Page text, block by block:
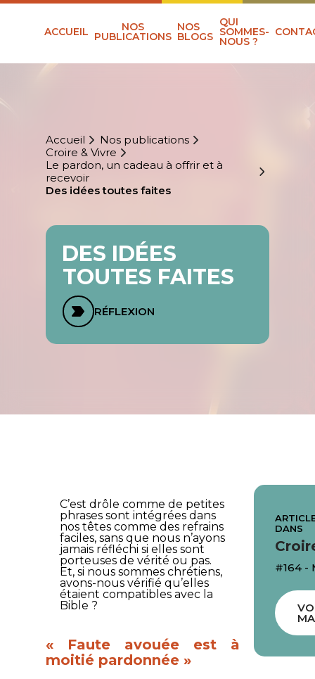
ACCUEIL NOS
PUBLICATIONS
NOS
BLOGS
QUI
SOMMES-
NOUS ?
Accueil
Nos publications
Croire & Vivre
Le pardon, un cadeau à offrir et à
recevoir
Des idées toutes faites
DES IDÉES
TOUTES FAITES
RÉFLEXION
C’est drôle comme de petites
phrases sont intégrées dans
nos têtes comme des refrains
faciles, sans que nous n’ayons
jamais réfléchi si elles sont
porteuses de vérité ou pas.
Et, si nous sommes chrétiens,
avons-nous vérifié qu’elles
étaient compatibles avec la
Bible ?
« Faute avouée est à
moitié pardonnée »
DANS
#164 -